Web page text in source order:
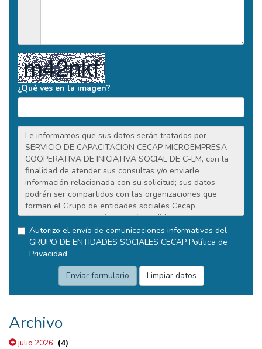
¿Qué ves en la imagen?
Autorizo el envío de comunicaciones informativas del
GRUPO DE ENTIDADES SOCIALES CECAP Política de
Privacidad
Archivo
julio 2026 (4)